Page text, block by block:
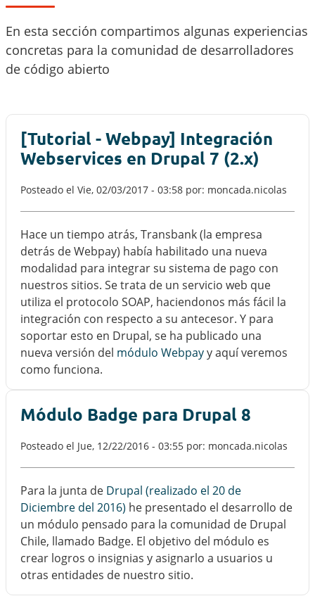
En esta sección compartimos algunas experiencias
concretas para la comunidad de desarrolladores
de código abierto
[Tutorial - Webpay] Integración
Webservices en Drupal 7 (2.x)
Posteado el Vie, 02/03/2017 - 03:58 por: moncada.nicolas
Hace un tiempo atrás, Transbank (la empresa
detrás de Webpay) había habilitado una nueva
modalidad para integrar su sistema de pago con
nuestros sitios. Se trata de un servicio web que
utiliza el protocolo SOAP, haciendonos más fácil la
integración con respecto a su antecesor. Y para
soportar esto en Drupal, se ha publicado una
nueva versión del módulo Webpayy aquí veremos
como funciona.
Módulo Badge para Drupal 8
Posteado el Jue, 12/22/2016 - 03:55 por: moncada.nicolas
Para la junta de Drupal (realizado el 20 de
Diciembre del 2016) he presentado el desarrollo de
un módulo pensado para la comunidad de Drupal
Chile, llamado Badge. El objetivo del módulo es
crear logros o insignias y asignarlo a usuarios u
otras entidades de nuestro sitio.